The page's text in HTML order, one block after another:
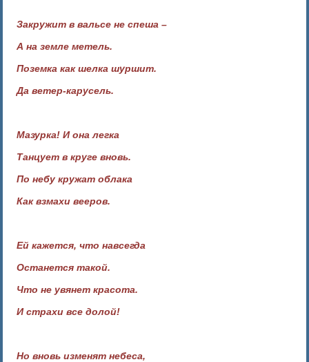
Закружит в вальсе не спеша –
А на земле метель.
Поземка как шелка шуршит.
Да ветер-карусель.
Мазурка! И она легка
Танцует в круге вновь.
По небу кружат облака
Как взмахи вееров.
Ей кажется, что навсегда
Останется такой.
Что не увянет красота.
И страхи все долой!
Но вновь изменят небеса,